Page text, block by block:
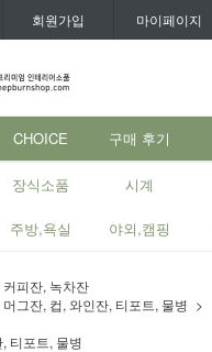
회원가입 마이페이지
CHOICE 구매 후기
장식소품 시계
주방,욕실 야외,캠핑
커피잔, 녹차잔
머그잔, 컵, 와인잔, 티포트, 물병
티포트, 물병